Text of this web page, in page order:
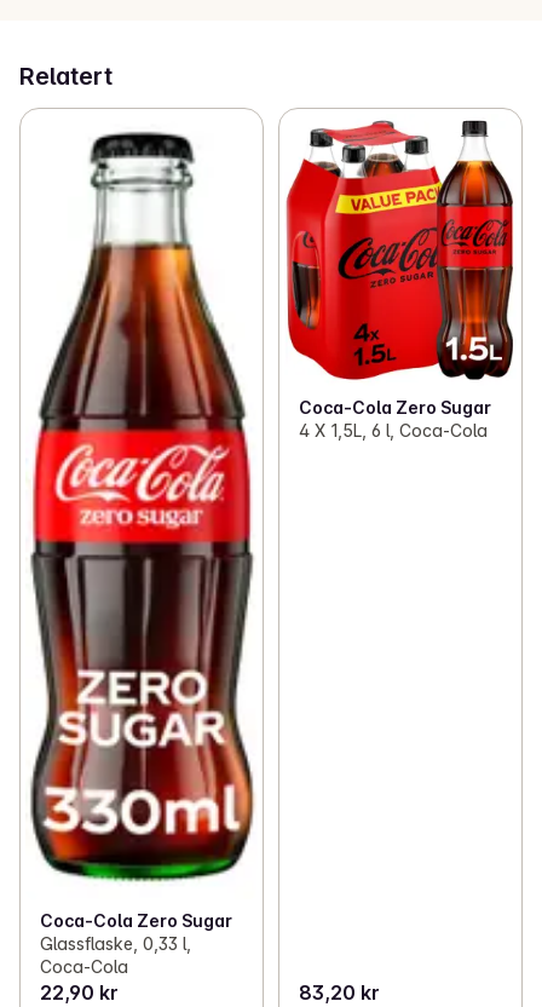
Relatert
Coca-Cola Zero Sugar
Glassflaske, 0,33 l,
Coca-Cola
22,90 kr
Coca-Cola Zero Sugar
4 X 1,5L, 6 l, Coca-Cola
83,20 kr